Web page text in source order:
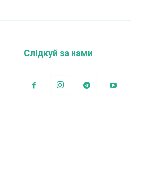
Слідкуй за нами